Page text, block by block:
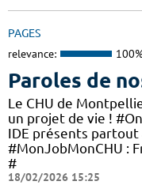
PAGES
relevance:
Paroles de
Le CHU de
un projet de vie !
IDE présents
#MonJobMonCHU :
#
18/02/2026 15:25